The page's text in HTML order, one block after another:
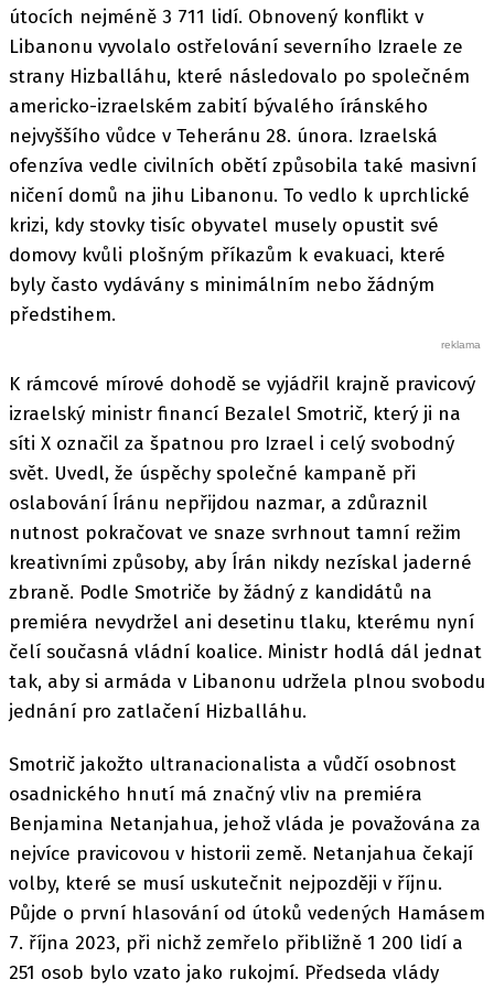
útocích nejméně 3 711 lidí. Obnovený konflikt v
Libanonu vyvolalo ostřelování severního Izraele ze
strany Hizballáhu, které následovalo po společném
americko-izraelském zabití bývalého íránského
nejvyššího vůdce v Teheránu 28. února. Izraelská
ofenzíva vedle civilních obětí způsobila také masivní
ničení domů na jihu Libanonu. To vedlo k uprchlické
krizi, kdy stovky tisíc obyvatel musely opustit své
domovy kvůli plošným příkazům k evakuaci, které
byly často vydávány s minimálním nebo žádným
předstihem.
K rámcové mírové dohodě se vyjádřil krajně pravicový
izraelský ministr financí Bezalel Smotrič, který ji na
síti X označil za špatnou pro Izrael i celý svobodný
svět. Uvedl, že úspěchy společné kampaně při
oslabování Íránu nepřijdou nazmar, a zdůraznil
nutnost pokračovat ve snaze svrhnout tamní režim
kreativními způsoby, aby Írán nikdy nezískal jaderné
zbraně. Podle Smotriče by žádný z kandidátů na
premiéra nevydržel ani desetinu tlaku, kterému nyní
čelí současná vládní koalice. Ministr hodlá dál jednat
tak, aby si armáda v Libanonu udržela plnou svobodu
jednání pro zatlačení Hizballáhu.
Smotrič jakožto ultranacionalista a vůdčí osobnost
osadnického hnutí má značný vliv na premiéra
Benjamina Netanjahua, jehož vláda je považována za
nejvíce pravicovou v historii země. Netanjahua čekají
volby, které se musí uskutečnit nejpozději v říjnu.
Půjde o první hlasování od útoků vedených Hamásem
7. října 2023, při nichž zemřelo přibližně 1 200 lidí a
251 osob bylo vzato jako rukojmí. Předseda vlády